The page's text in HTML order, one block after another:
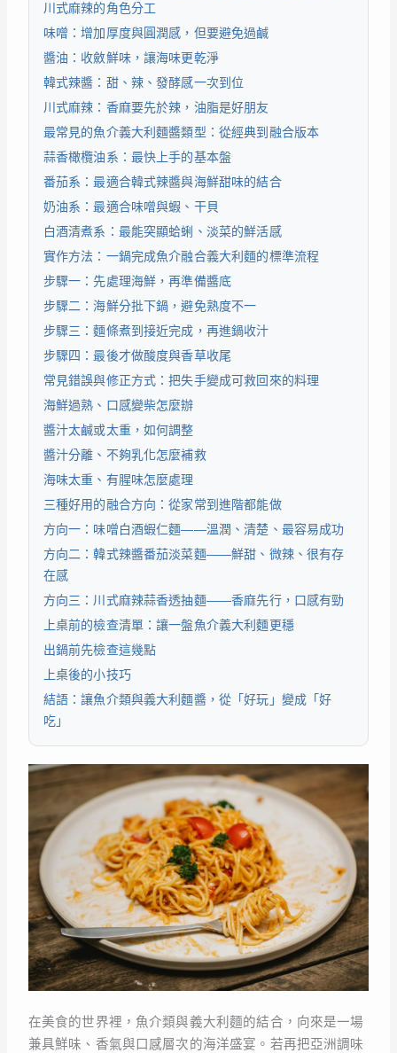
川式麻辣的角色分工
味噌：增加厚度與圓潤感，但要避免過鹹
醬油：收斂鮮味，讓海味更乾淨
韓式辣醬：甜、辣、發酵感一次到位
川式麻辣：香麻要先於辣，油脂是好朋友
最常見的魚介義大利麵醬類型：從經典到融合版本
蒜香橄欖油系：最快上手的基本盤
番茄系：最適合韓式辣醬與海鮮甜味的結合
奶油系：最適合味噌與蝦、干貝
白酒清煮系：最能突顯蛤蜊、淡菜的鮮活感
實作方法：一鍋完成魚介融合義大利麵的標準流程
步驟一：先處理海鮮，再準備醬底
步驟二：海鮮分批下鍋，避免熟度不一
步驟三：麵條煮到接近完成，再進鍋收汁
步驟四：最後才做酸度與香草收尾
常見錯誤與修正方式：把失手變成可救回來的料理
海鮮過熟、口感變柴怎麼辦
醬汁太鹹或太重，如何調整
醬汁分離、不夠乳化怎麼補救
海味太重、有腥味怎麼處理
三種好用的融合方向：從家常到進階都能做
方向一：味噌白酒蝦仁麵——溫潤、清楚、最容易成功
方向二：韓式辣醬番茄淡菜麵——鮮甜、微辣、很有存
在感
方向三：川式麻辣蒜香透抽麵——香麻先行，口感有勁
上桌前的檢查清單：讓一盤魚介義大利麵更穩
出鍋前先檢查這幾點
上桌後的小技巧
結語：讓魚介類與義大利麵醬，從「好玩」變成「好
吃」
在美食的世界裡，魚介類與義大利麵的結合，向來是一場
兼具鮮味、香氣與口感層次的海洋盛宴。若再把亞洲調味